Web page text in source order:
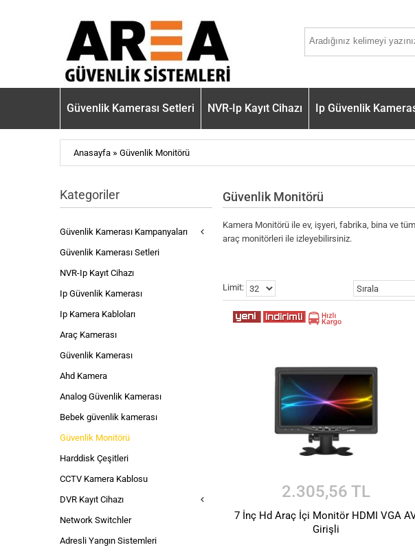
Güvenlik Kamerası Setleri NVR-Ip Kayıt Cihazı Ip Güvenlik
Anasayfa » Güvenlik Monitörü
Kategoriler
Güvenlik Kamerası Kampanyaları
Güvenlik Kamerası Setleri
NVR-Ip Kayıt Cihazı
Ip Güvenlik Kamerası
Ip Kamera Kabloları
Araç Kamerası
Güvenlik Kamerası
Ahd Kamera
Analog Güvenlik Kamerası
Bebek güvenlik kamerası
Güvenlik Monitörü
Harddisk Çeşitleri
CCTV Kamera Kablosu
DVR Kayıt Cihazı
Network Switchler
Adresli Yangın Sistemleri
Güvenlik Monitörü
Kamera Monitörü ile ev, işyeri, fabrika, bina ve
araç monitörleri ile izleyebilirsiniz.
Limit:
2.305,56 TL
7 İnç Hd Araç İçi Monitör HDMI VGA
Girişli